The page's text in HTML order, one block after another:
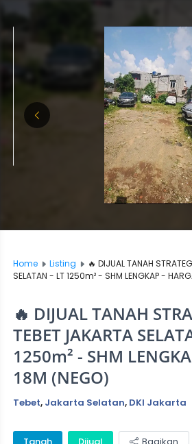
Home Listing
🔥 DIJUAL TANAH
SELATAN - LT 1250m² - SHM LENGKAP -
🔥 DIJUAL TANAH
TEBET JAKARTA
1250m² - SHM
18M (NEGO)
Tebet, Jakarta Selatan, DKI Jakarta